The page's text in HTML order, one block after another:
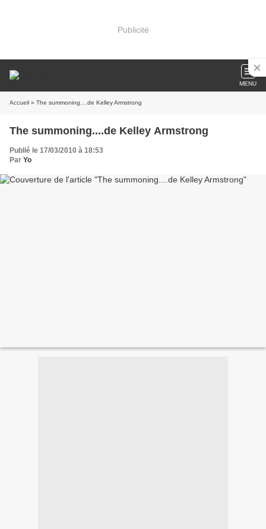
Publicité
MENU
Accueil » The summoning....de Kelley Armstrong
The summoning....de Kelley Armstrong
Publié le 17/03/2010 à 18:53
Par Yo